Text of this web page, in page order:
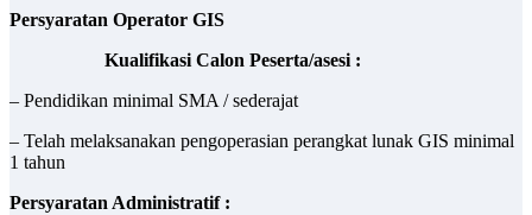
Persyaratan Operator GIS
Kualifikasi Calon Peserta/asesi :
– Pendidikan minimal SMA / sederajat
– Telah melaksanakan pengoperasian perangkat lunak GIS minimal
1 tahun
Persyaratan Administratif :